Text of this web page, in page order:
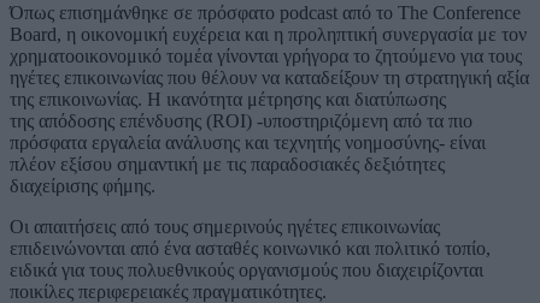
Όπως επισημάνθηκε σε πρόσφατο podcast από το The Conference
Board, η οικονομική ευχέρεια και η προληπτική συνεργασία με τον
χρηματοοικονομικό τομέα γίνονται γρήγορα το ζητούμενο για τους
ηγέτες επικοινωνίας που θέλουν να καταδείξουν τη στρατηγική αξία
της επικοινωνίας. Η ικανότητα μέτρησης και διατύπωσης
της απόδοσης επένδυσης (ROI) -υποστηριζόμενη από τα πιο
πρόσφατα εργαλεία ανάλυσης και τεχνητής νοημοσύνης- είναι
πλέον εξίσου σημαντική με τις παραδοσιακές δεξιότητες
διαχείρισης φήμης.
Οι απαιτήσεις από τους σημερινούς ηγέτες επικοινωνίας
επιδεινώνονται από ένα ασταθές κοινωνικό και πολιτικό τοπίο,
ειδικά για τους πολυεθνικούς οργανισμούς που διαχειρίζονται
ποικίλες περιφερειακές πραγματικότητες.